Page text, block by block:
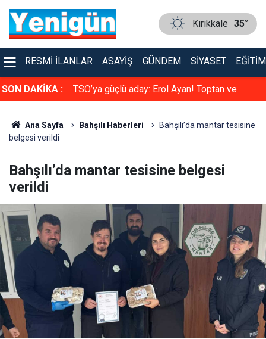
Kırıkkale 35°
RESMI İLANLAR ASAYIŞ GÜNDEM SIYASET EĞITIM
SON DAKİKA :
çarpıştı TSO’ya güçlü aday: Erol Ayan! Toptan ve
Ana Sayfa Bahşılı Haberleri
Bahşılı’da mantar tesisine
belgesi verildi
Bahşılı’da mantar tesisine belgesi
verildi